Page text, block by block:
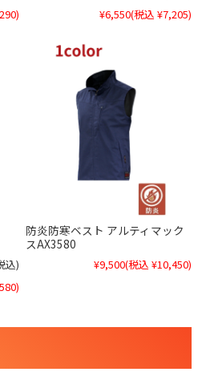
¥6,550(税込 ¥7,205)
込)
防炎防寒ベスト アルティマック
スAX3580
¥9,500(税込 ¥10,450)